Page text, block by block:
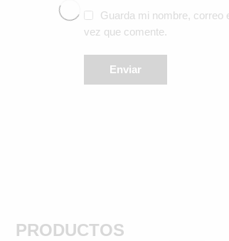
Guarda mi nombre, correo
vez que comente.
PRODUCTOS